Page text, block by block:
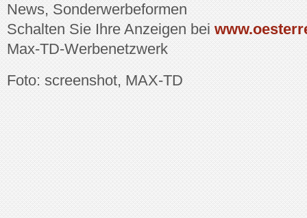
News, Sonderwerbeformen
Schalten Sie Ihre Anzeigen bei
Max-TD-Werbenetzwerk
Foto: screenshot, MAX-TD